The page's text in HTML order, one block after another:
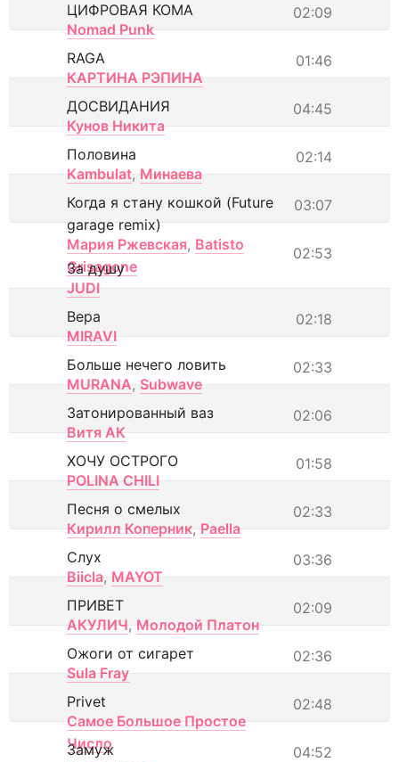
02:09
ЦИФРОВАЯ КОМА
Nomad Punk
01:46
RAGA
КАРТИНА РЭПИНА
04:45
ДОСВИДАНИЯ
Кунов Никита
02:14
Половина
Kambulat, Минаева
03:07
Когда я стану кошкой (Future
garage remix)
Мария Ржевская, Batisto
Grisagone
02:53
За душу
JUDI
02:18
Вера
MIRAVI
02:33
Больше нечего ловить
MURANA, Subwave
02:06
Затонированный ваз
Витя АК
01:58
ХОЧУ ОСТРОГО
POLINA CHILI
02:33
Песня о смелых
Кирилл Коперник, Paella
03:36
Слух
Biicla, MAYOT
02:09
ПРИВЕТ
АКУЛИЧ, Молодой Платон
02:36
Ожоги от сигарет
Sula Fray
02:48
Privet
Самое Большое Простое
Число
04:52
Замуж